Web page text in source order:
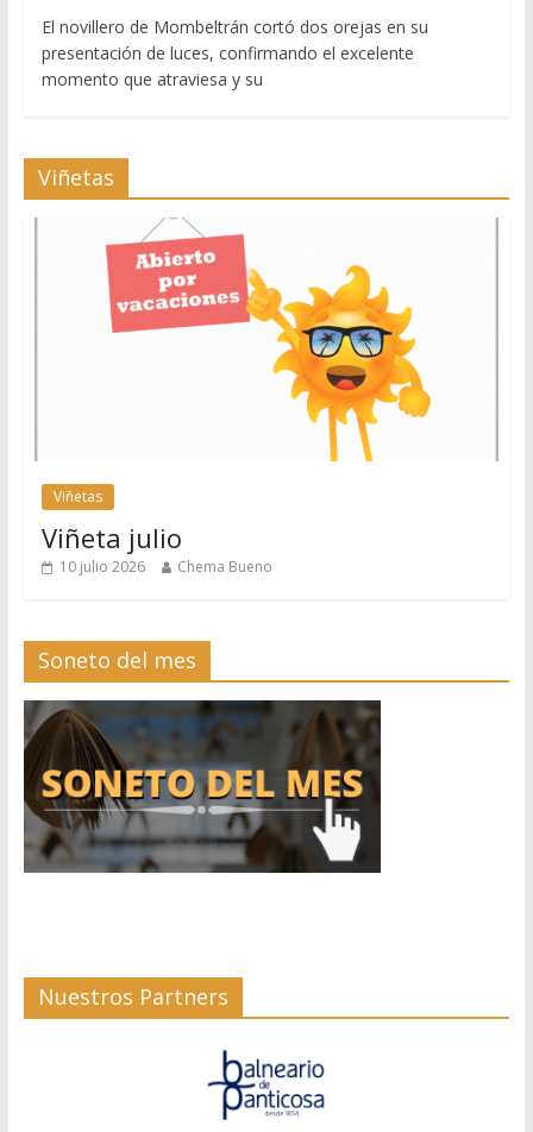
El novillero de Mombeltrán cortó dos orejas en su
presentación de luces, confirmando el excelente
momento que atraviesa y su
Viñetas
Viñetas
Viñeta julio
10 julio 2026 Chema Bueno
Soneto del mes
Nuestros Partners